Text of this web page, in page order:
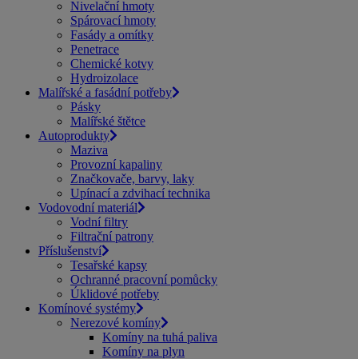
Nivelační hmoty
Spárovací hmoty
Fasády a omítky
Penetrace
Chemické kotvy
Hydroizolace
Malířské a fasádní potřeby
Pásky
Malířské štětce
Autoprodukty
Maziva
Provozní kapaliny
Značkovače, barvy, laky
Upínací a zdvihací technika
Vodovodní materiál
Vodní filtry
Filtrační patrony
Příslušenství
Tesařské kapsy
Ochranné pracovní pomůcky
Úklidové potřeby
Komínové systémy
Nerezové komíny
Komíny na tuhá paliva
Komíny na plyn